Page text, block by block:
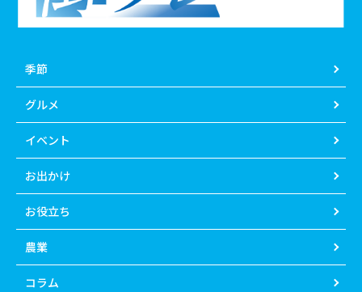
季節
グルメ
イベント
お出かけ
お役立ち
農業
コラム